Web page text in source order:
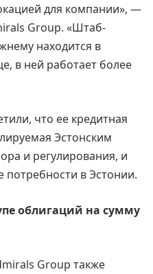
для компании», —
Group. «Штаб-
находится в
в ней работает более
что ее кредитная
Эстонским
и регулирования, и
потребности в Эстонии.
облигаций на сумму
Group также